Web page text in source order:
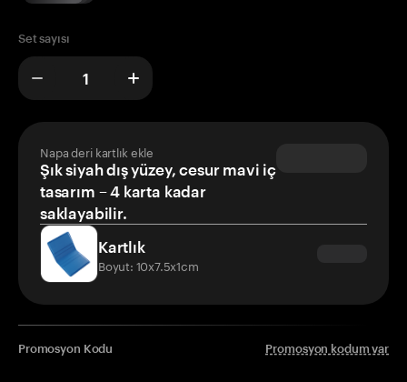
Set sayısı
Napa deri kartlık ekle
Şık siyah dış yüzey, cesur mavi iç
tasarım – 4 karta kadar
saklayabilir.
Kartlık
Boyut: 10x7.5x1cm
Promosyon Kodu Promosyon kodum var